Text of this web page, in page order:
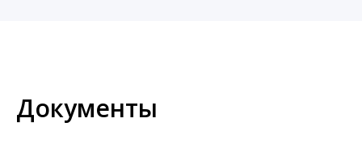
Документы